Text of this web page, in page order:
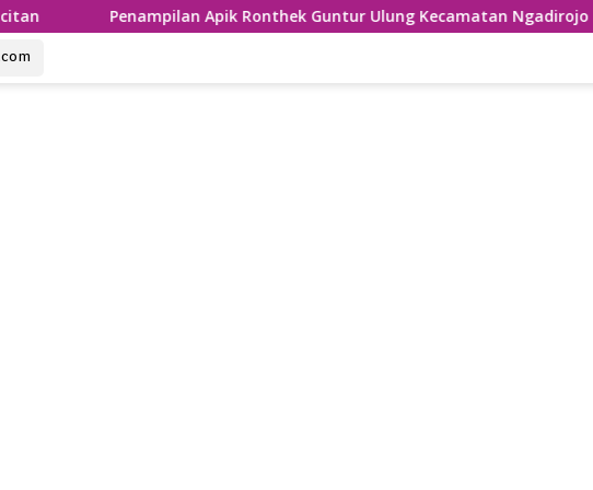
Apik Ronthek Guntur Ulung Kecamatan Ngadirojo Gayeng,